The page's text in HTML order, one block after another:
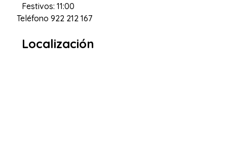
Festivos: 11:00
Teléfono 922 212 167
Localización